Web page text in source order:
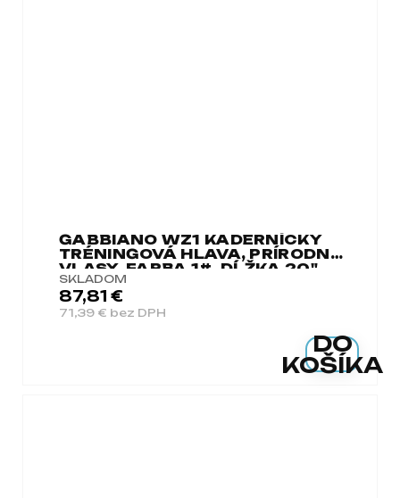
GABBIANO WZ1 KADERNÍCKY
TRÉNINGOVÁ HLAVA, PRÍRODNÉ
VLASY, FARBA 1#, DĹŽKA 20"
SKLADOM
71,39 € bez DPH
87,81 €
DO
KOŠÍKA